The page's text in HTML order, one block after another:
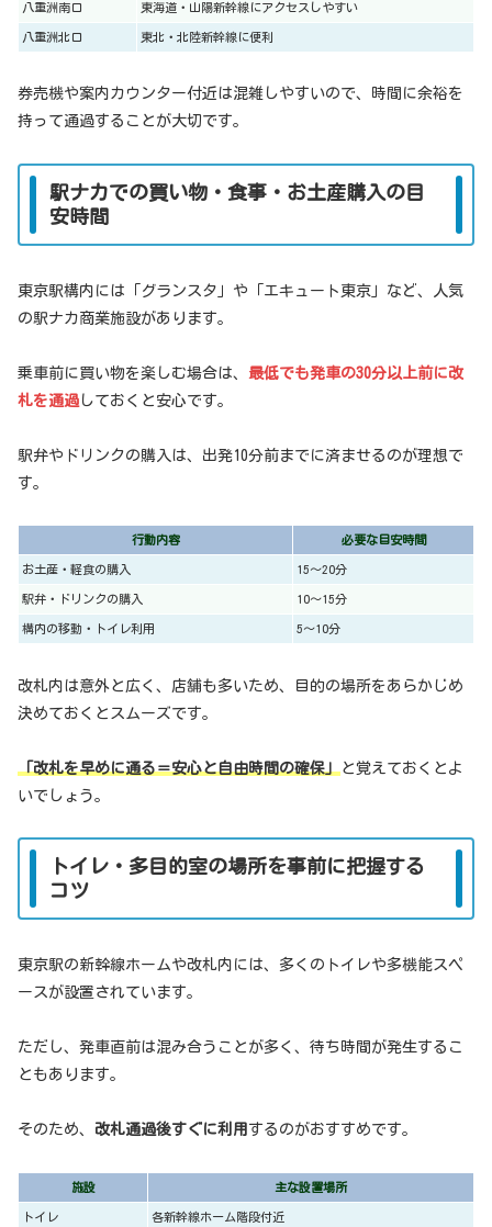
八重洲南口 東海道・山陽新幹線にアクセスしやすい
八重洲北口 東北・北陸新幹線に便利
券売機や案内カウンター付近は混雑しやすいので、時間に余裕を
持って通過することが大切です。
駅ナカでの買い物・食事・お土産購入の目
安時間
東京駅構内には「グランスタ」や「エキュート東京」など、人気
の駅ナカ商業施設があります。
乗車前に買い物を楽しむ場合は、 最低でも発車の30分以上前に改
札を通過 しておくと安心です。
駅弁やドリンクの購入は、出発10分前までに済ませるのが理想で
す。
行動内容 必要な目安時間
お土産・軽食の購入 15〜20分
駅弁・ドリンクの購入 10〜15分
構内の移動・トイレ利用 5〜10分
改札内は意外と広く、店舗も多いため、目的の場所をあらかじめ
決めておくとスムーズです。
「改札を早めに通る＝安心と自由時間の確保」
と覚えておくとよ
いでしょう。
トイレ・多目的室の場所を事前に把握する
コツ
東京駅の新幹線ホームや改札内には、多くのトイレや多機能スペ
ースが設置されています。
ただし、発車直前は混み合うことが多く、待ち時間が発生するこ
ともあります。
そのため、 改札通過後すぐに利用 するのがおすすめです。
施設 主な設置場所
トイレ 各新幹線ホーム階段付近